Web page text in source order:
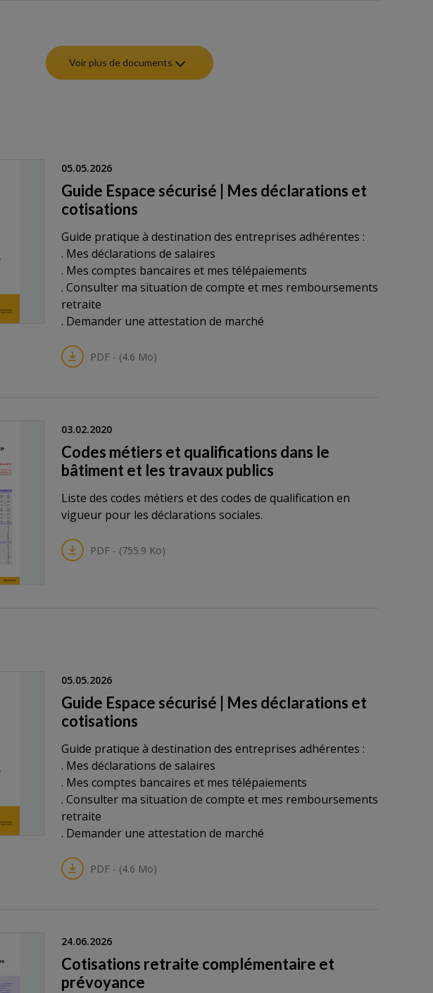
Voir plus de documents
05.05.2026
Guide Espace sécurisé | Mes déclarations et
cotisations
Guide pratique à destination des entreprises adhérentes :
. Mes déclarations de salaires
. Mes comptes bancaires et mes télépaiements
. Consulter ma situation de compte et mes remboursements
retraite
. Demander une attestation de marché
PDF - (4.6 Mo)
03.02.2020
Codes métiers et qualifications dans le
bâtiment et les travaux publics
Liste des codes métiers et des codes de qualification en
vigueur pour les déclarations sociales.
PDF - (755.9 Ko)
05.05.2026
Guide Espace sécurisé | Mes déclarations et
cotisations
Guide pratique à destination des entreprises adhérentes :
. Mes déclarations de salaires
. Mes comptes bancaires et mes télépaiements
. Consulter ma situation de compte et mes remboursements
retraite
. Demander une attestation de marché
PDF - (4.6 Mo)
24.06.2026
Cotisations retraite complémentaire et
prévoyance